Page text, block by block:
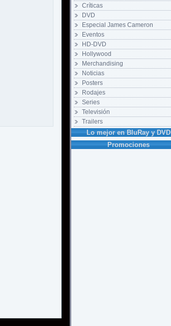
Críticas
DVD
Especial James Cameron
Eventos
HD-DVD
Hollywood
Merchandising
Noticias
Posters
Rodajes
Series
Televisión
Trailers
Lo mejor en BluRay y DVD
Promociones